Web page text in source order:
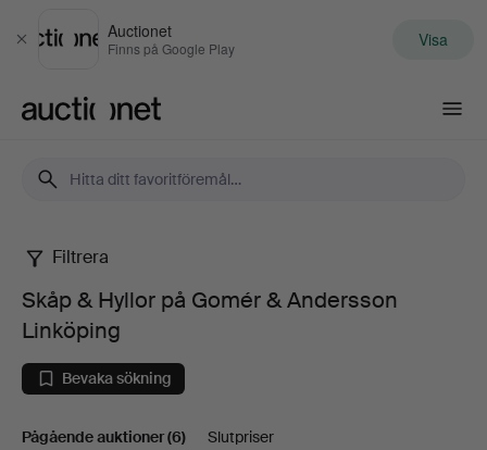
Stäng
Auctionet
Finns på Google Play Visa
Skåp
Hyllor
på
Filtrera
Skåp & Hyllor på Gomér & Andersson
Linköping
Bevaka sökning
Pågående auktioner(6) Slutpriser